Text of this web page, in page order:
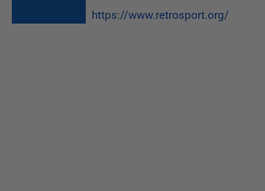
https://www.retrosport.org/